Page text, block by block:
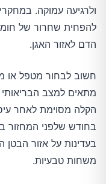
ולרגיעה עמוקה.
להפחית שחרור של
הדם לאזור האגן.
חשוב לבחור מטפל או
מתאים למצב
הקלה מסוימת לאחר
בחודש שלפני המחזור
בעדינות על אזור
משחות טבעיות.